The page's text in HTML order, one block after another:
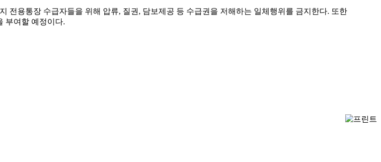
전용통장 수급자들을 위해 압류, 질권, 담보제공 등 수급권을 저해하는 일체행위를 금지한다. 또한
부여할 예정이다.